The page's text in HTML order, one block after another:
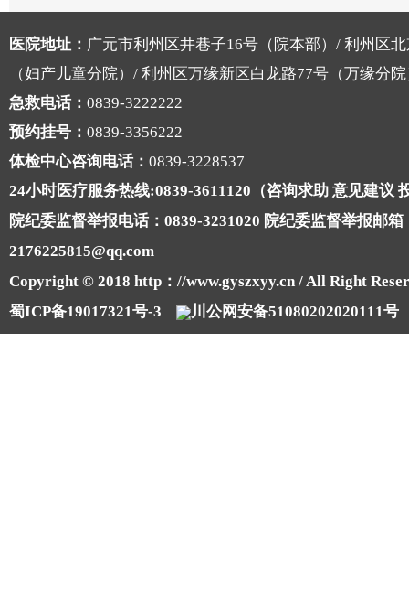
医院地址： 广元市利州区井巷子16号（院本部）/ 利州区
（妇产儿童分院）/ 利州区万缘新区白龙路77号（万缘分
急救电话： 0839-3222222
预约挂号： 0839-3356222
体检中心咨询电话： 0839-3228537
24小时医疗服务热线:0839-3611120（咨询求助 意见建议
院纪委监督举报电话：0839-3231020 院纪委监督举报邮箱
2176225815@qq.com
Copyright © 2018 http：//www.gyszxyy.cn / All Right
蜀ICP备19017321号-3
川公网安备51080202020111号